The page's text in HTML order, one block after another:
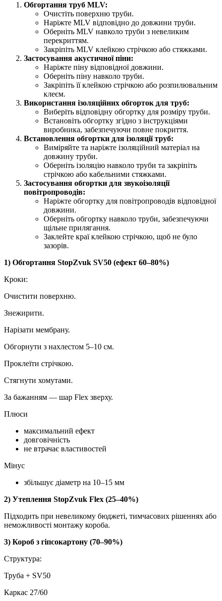
Обгортання труб MLV:
Очистіть поверхню труби.
Наріжте MLV відповідно до довжини труби.
Оберніть MLV навколо труби з невеликим
перекриттям.
Закріпіть MLV клейкою стрічкою або стяжками.
Застосування акустичної піни:
Наріжте піну відповідної довжини.
Оберніть піну навколо труби.
Закріпіть її клейкою стрічкою або розпилювальним
клеєм.
Використання ізоляційних обгорток для труб:
Виберіть відповідну обгортку для розміру труби.
Встановіть обгортку згідно з інструкціями
виробника, забезпечуючи повне покриття.
Встановлення обгортки для ізоляції труб:
Виміряйте та наріжте ізоляційний матеріал на
довжину труби.
Оберніть ізоляцію навколо труби та закріпіть
стрічкою або кабельними стяжками.
Застосування обгортки для звукоізоляції
повітропроводів:
Наріжте обгортку для повітропроводів відповідної
довжини.
Оберніть обгортку навколо труби, забезпечуючи
щільне прилягання.
Заклейте краї клейкою стрічкою, щоб не було
зазорів.
1) Обгортання StopZvuk SV50 (ефект 60–80%)
Кроки:
Очистити поверхню.
Знежирити.
Нарізати мембрану.
Обгорнути з нахлестом 5–10 см.
Проклеїти стрічкою.
Стягнути хомутами.
За бажанням — шар Flex зверху.
Плюси
максимальний ефект
довговічність
не втрачає властивостей
Мінус
збільшує діаметр на 10–15 мм
2) Утеплення StopZvuk Flex (25–40%)
Підходить при невеликому бюджеті, тимчасових рішеннях або
неможливості монтажу короба.
3) Короб з гіпсокартону (70–90%)
Структура:
Труба + SV50
Каркас 27/60